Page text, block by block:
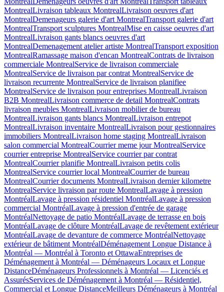
MontrealLivraison tableaux MontrealLivraison oeuvres d'art
MontrealDemenageurs galerie d'art MontrealTransport galerie d'art
MontrealTransport sculptures MontrealMise en caisse oeuvres d'art
MontrealLivraison gants blancs oeuvres d'art
MontrealDemenagement atelier artiste MontrealTransport exposition
MontrealRamassage maison d'encan MontrealContrats de livraison
commerciale MontrealService de livraison commerciale
MontrealService de livraison par contrat MontrealService de
livraison recurrente MontrealService de livraison planifiee
MontrealService de livraison pour entreprises MontrealLivraison
B2B MontrealLivraison commerce de detail MontrealContrats
livraison meubles MontrealLivraison mobilier de bureau
MontrealLivraison gants blancs MontrealLivraison entrepot
MontrealLivraison inventaire MontrealLivraison pour gestionnaires
immobiliers MontrealLivraison home staging MontrealLivraison
salon commercial MontrealCourrier meme jour MontrealService
courrier entreprise MontrealService courrier par contrat
MontrealCourrier planifie MontrealLivraison petits colis
MontrealService courrier local MontrealCourrier de bureau
MontrealCourrier documents MontrealLivraison dernier kilometre
MontrealService livraison par route MontrealLavage à pression
MontréalLavage à pression résidentiel MontréalLavage à pression
commercial MontréalLavage à pression d'entrée de garage
MontréalNettoyage de patio MontréalLavage de terrasse en bois
MontréalLavage de clôture MontréalLavage de revêtement extérieur
MontréalLavage de devanture de commerce MontréalNettoyage
extérieur de bâtiment MontréalDéménagement Longue Distance à
Montréal — Montréal à Toronto et OttawaEntreprises de
Déménagement à Montréal — Déménageurs Locaux et Longue
DistanceDéménageurs Professionnels à Montréal — Licenciés et
AssurésServices de Déménagement à Montréal — Résidentiel,
Commercial et Longue DistanceMeilleurs Déménageurs à Montréal